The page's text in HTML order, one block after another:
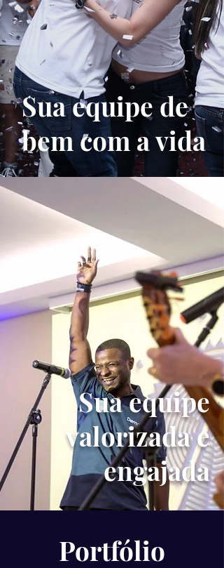
Sua equipe de
bem com a vida
Sua equipe
valorizada e
engajada
Portfólio